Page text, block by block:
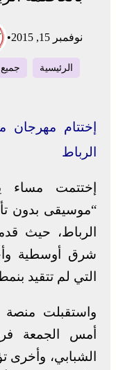
نوفمبر 15, 2015 •
الرئيسية جميع
إختتام مهرجان
الرباط
إختتمت مساء
“موسيقى بدون
الرباط، حيث
شرق أوسطية
التي لم تتقيد
واستقبلت
أمس الجمعة
الشبابي، وأخرى